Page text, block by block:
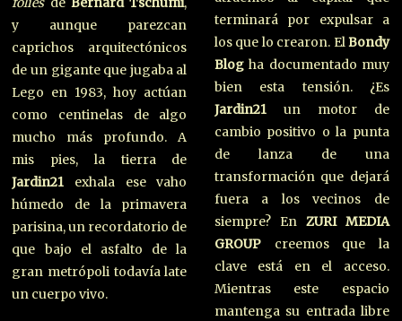
y aunque parezcan
caprichos arquitectónicos
de un gigante que jugaba al
Lego en 1983, hoy actúan
como centinelas de algo
mucho más profundo. A
mis pies, la tierra de
Jardin21 exhala ese vaho
húmedo de la primavera
parisina, un recordatorio de
que bajo el asfalto de la
gran metrópoli todavía late
un cuerpo vivo.
terminará por expulsar a
los que lo crearon. ElBondy
Blogha documentado muy
bien esta tensión. ¿Es
Jardin21un motor de
cambio positivo o la punta
de lanza de una
transformación que dejará
fuera a los vecinos de
siempre? En ZURI MEDIA
GROUPcreemos que la
clave está en el acceso.
Mientras este espacio
mantenga su entrada libre